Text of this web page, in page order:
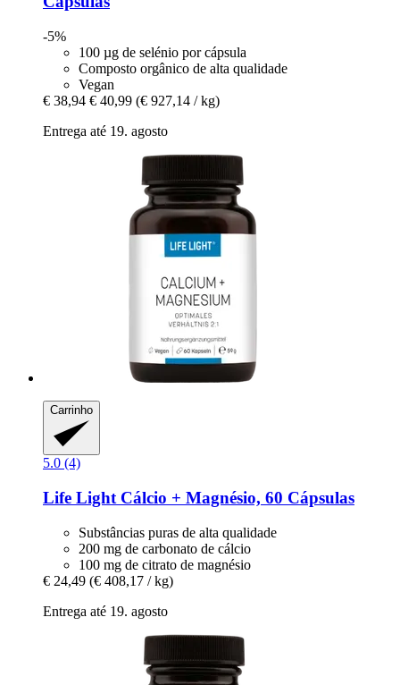
-5%
100 µg de selénio por cápsula
Composto orgânico de alta qualidade
Vegan
€ 38,94 € 40,99 (€ 927,14 / kg)
Entrega até 19. agosto
Carrinho
5.0 (4)
Life Light Cálcio + Magnésio, 60 Cápsulas
Substâncias puras de alta qualidade
200 mg de carbonato de cálcio
100 mg de citrato de magnésio
€ 24,49 (€ 408,17 / kg)
Entrega até 19. agosto